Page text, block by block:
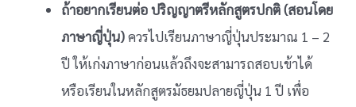
ถ้าอยากเรียนต่อ ปริญญาตรีหลักสูตรปกติ (สอนโดย
ภาษาญี่ปุ่น)ควรไปเรียนภาษาญี่ปุ่นประมาณ 1 – 2
ปี ให้เก่งภาษาก่อนแล้วถึงจะสามารถสอบเข้าได้
หรือเรียนในหลักสูตรมัธยมปลายญี่ปุ่น 1 ปี เพื่อ